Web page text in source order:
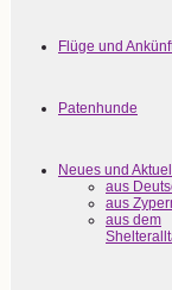
Flüge und
Patenhunde
Neues und
aus
aus
aus dem